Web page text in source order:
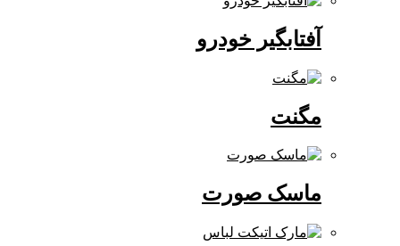
آفتابگیر خودرو
ماسک صورت